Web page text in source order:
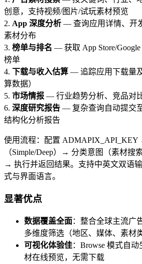
创意，支持视频/图片/试玩素材预览
2. App 深度分析 — 查询应用详情、开
素材分布
3. 榜单与排名 — 获取 App Store/
榜单
4. 下载与收入估算 — 追踪应用下载量
算数据）
5. 市场情报 — 行业趋势分析、竞品对
6. 深度研究报告 — 复杂查询自动提交
结构化分析报告
使用流程：配置
（Simple/Deep）→ 分类意图（素材搜
→ 执行并返回结果。支持中英文双语
式与界面语言。
显著优点
数据覆盖全面：整合全球主流广
多维度筛选（地区、媒体、素材
可视化体验佳：Browse 模式自
材在线预览，无需下载